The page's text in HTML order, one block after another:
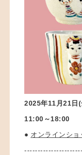
2025年11月21日
11:00～18:00
● オンラインショ